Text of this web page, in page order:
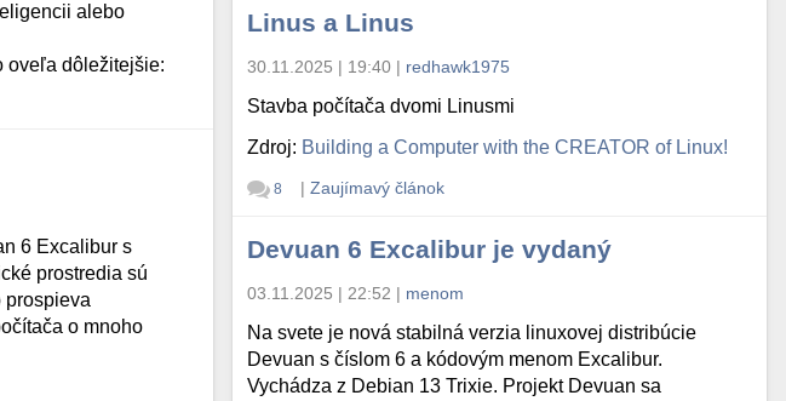
alebo
oveľa dôležitejšie:
6 Excalibur s
prostredia sú
prospieva
o mnoho
Linus a Linus
30.11.2025 | 19:40 | redhawk1975
Stavba počítača dvomi Linusmi
Zdroj: Building a Computer with the CREATOR of Linux!
8 | Zaujímavý článok
Devuan 6 Excalibur je vydaný
03.11.2025 | 22:52 | menom
Na svete je nová stabilná verzia linuxovej distribúcie
Devuan s číslom 6 a kódovým menom Excalibur.
Vychádza z Debian 13 Trixie. Projekt Devuan sa